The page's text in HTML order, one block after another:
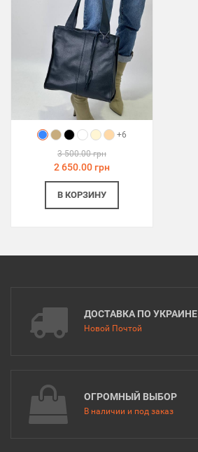
+6
3 500.00 грн
2 650.00 грн
В КОРЗИНУ
ДОСТАВКА ПО УКРАИНЕ
Новой Почтой
ОГРОМНЫЙ ВЫБОР
В наличии и под заказ